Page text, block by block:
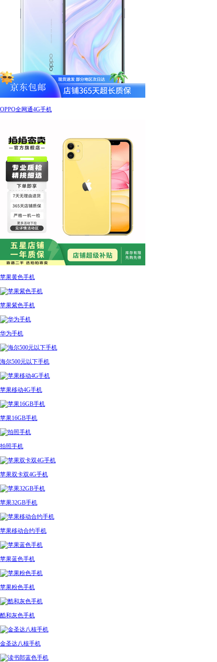
OPPO全网通4G手机
苹果黄色手机
苹果紫色手机
华为手机
海尔500元以下手机
苹果移动4G手机
苹果16GB手机
拍照手机
苹果双卡双4G手机
苹果32GB手机
苹果移动合约手机
苹果蓝色手机
苹果粉色手机
酷和灰色手机
金圣达八核手机